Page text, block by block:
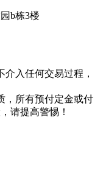
b栋3楼
入任何交易过程，
，所有预付定金或付
请提高警惕！